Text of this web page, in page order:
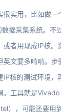
很实用，比如做一
据采集系统。不
或者用现成IP核。
英文要多啃啃。步
IP核的测试环境，
。工具就是
），可能还要用